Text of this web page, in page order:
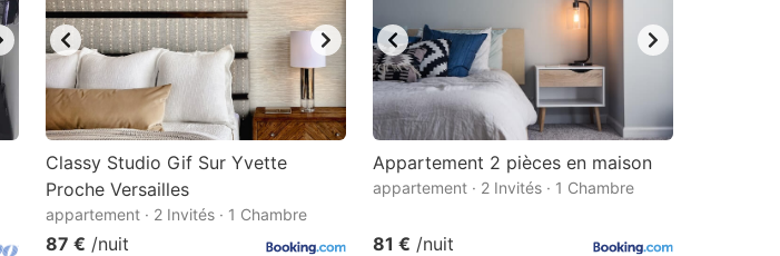
Classy Studio Gif Sur Yvette
Proche Versailles
appartement · 2 Invités · 1 Chambre
87 € /nuit
Appartement 2 pièces en maison
appartement · 2 Invités · 1 Chambre
81 € /nuit